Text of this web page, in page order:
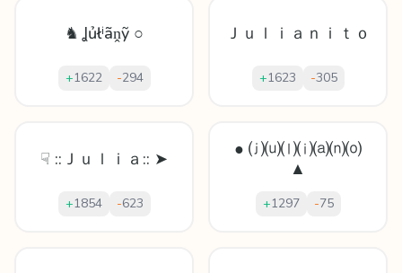
♞ Ʝủłⁱãṋỹ ○
+1622 -294
Ｊｕｌｉａｎｉｔｏ
+1623 -305
☟ ::Ｊｕｌｉａ:: ➤
+1854 -623
● ⒥⒰⒧⒤⒜⒩⒪
▲
+1297 -75